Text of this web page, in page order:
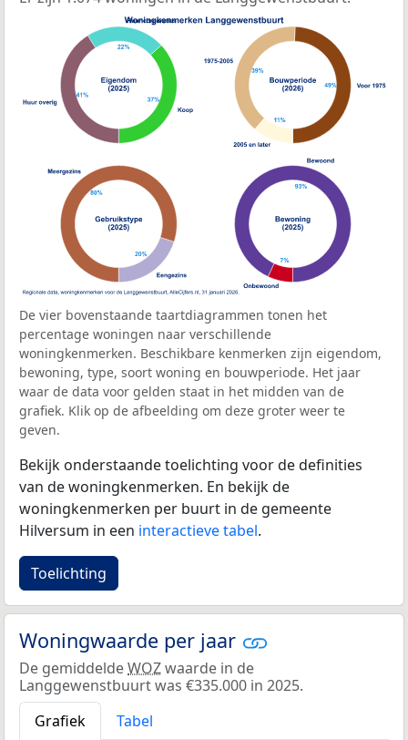
De vier bovenstaande taartdiagrammen tonen het
percentage woningen naar verschillende
woningkenmerken. Beschikbare kenmerken zijn eigendom,
bewoning, type, soort woning en bouwperiode. Het jaar
waar de data voor gelden staat in het midden van de
grafiek. Klik op de afbeelding om deze groter weer te
geven.
Bekijk onderstaande toelichting voor de definities
van de woningkenmerken. En bekijk de
woningkenmerken per buurt in de gemeente
Hilversum in een interactieve tabel.
Toelichting
Woningwaarde per jaar
De gemiddeldeWOZwaarde in de
Langgewenstbuurt was €335.000 in 2025.
Grafiek
Tabel